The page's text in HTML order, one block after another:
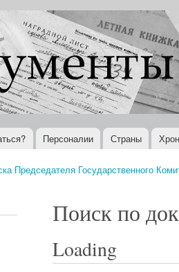
Персоналии Страны
Председателя Государственного
Поиск по
Loading